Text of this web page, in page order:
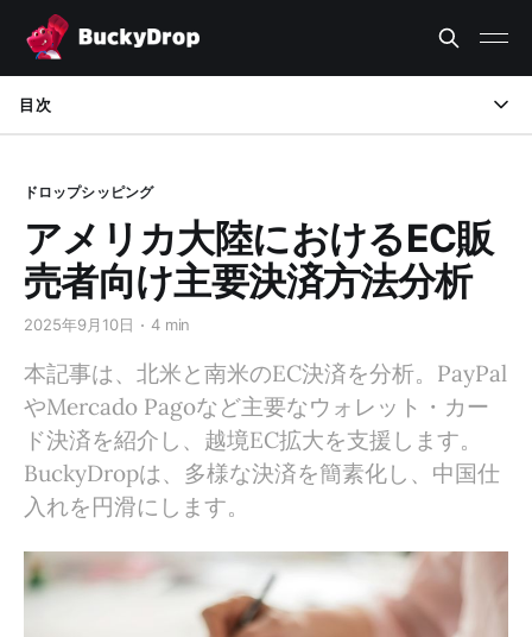
目次
BuckyDropを活用して、アメリカ大陸の多様な決済方法をカ
バー
ドロップシッピング
アメリカ大陸におけるEC販
売者向け主要決済方法分析
2025年9月10日 4 min
本記事は、北米と南米のEC決済を分析。PayPal
やMercado Pagoなど主要なウォレット・カー
ド決済を紹介し、越境EC拡大を支援します。
BuckyDropは、多様な決済を簡素化し、中国仕
入れを円滑にします。